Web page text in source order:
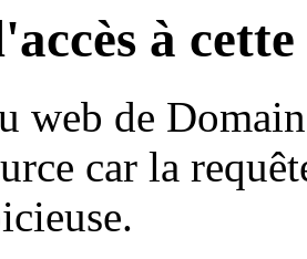
à
web de
car la